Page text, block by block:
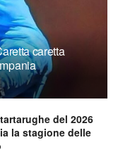
caretta
del 2026
la stagione delle